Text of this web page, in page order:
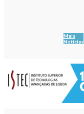
Mais
Notícias